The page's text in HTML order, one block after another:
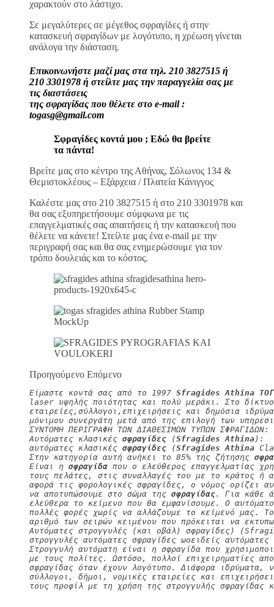
χαρακτούν στο λάστιχο.
Σε μεγαλύτερες σε μέγεθος σφραγίδες ή στην
κατασκευή σφραγίδων με λογότυπο, η χρέωση γίνεται
ανάλογα την διάσταση.
Επικοινωνήστε μαζί μας στα τηλ. 210 3827515 ή
210 3301978 ή στείλτε μας την παραγγελία σας με
τις διαστάσεις
της σφραγίδας που θέλετε στο e-mail :
togasg@gmail.com
Σφραγίδες κοντά μου ; Εδώ θα βρείτε
τα πάντα!
Βρείτε μας στο κέντρο της Αθήνας, Σόλωνος 134 &
Θεμιστοκλέους – Εξάρχεια / Πλατεία Κάνιγγος
Καλέστε μας στο 210 3827515 ή στο 210 3301978 και
θα σας εξυπηρετήσουμε σύμφωνα με τις
επαγγελματικές σας απαιτήσεις ή την κατασκευή που
θέλετε να κάνετε! Στείλτε μας ένα e-mail με την
περιγραφή σας και θα σας ενημερώσουμε για τον
τρόπο δουλειάς και το κόστος.
Προηγούμενο Επόμενο
Είμαστε κοντά σας από το 1997 Sfragides Athina
laser υψηλής ποιότητας και πολύ μεράκι. Στο
εταιρείες,σύλλογοι,επιχειρήσεις και δημόσια
μόνιμου συνεργάτη μετά από της επιλογή των
ΣΥΝΤΟΜΗ ΠΕΡΙΓΡΑΦΗ ΤΩΝ ΔΙΑΘΕΣΙΜΩΝ ΤΥΠΩΝ ΣΦΡΑΓΙΔΩΝ:
Αυτόματες κλασικές σφραγίδες (Sfragides Athina):
αυτόματες κλασικές σφραγίδες (Sfragides Athina
Στην κατηγορία αυτή ανήκει το 85% της ζήτησης
Είναι η σφραγίδα που ο ελεύθερος επαγγελματίας
τους πελάτες, στις συναλλαγές του με το κράτος ή
αφορά τις φορολογικές σφραγίδες, ο νόμος ορίζει
να αποτυπώσουμε στο σώμα της σφραγίδας. Για κάθε
ελεύθερα το κείμενο που θα εμφανίσουμε. Ο
πολλές φορές χωρίς να αλλάζουμε το κείμενό μας.
αριθμό των σειρών κειμένου που πρόκειται να
Αυτόματες στρογγυλές (και οβάλ) σφραγίδες)
στρογγυλές αυτόματες σφραγίδες ωοειδείς αυτόματες
Στρογγυλή αυτόματη είναι η σφραγίδα που
με τους πολίτες. Ωστόσο, πολλοί επιχειρηματίες
σφραγίδας όταν έχουν λογότυπο. Διάφορα ιδρύματα,
σύλλογοι, δήμοι, νομικές εταιρείες και
τους προφίλ με τη χρήση της στρογγυλής